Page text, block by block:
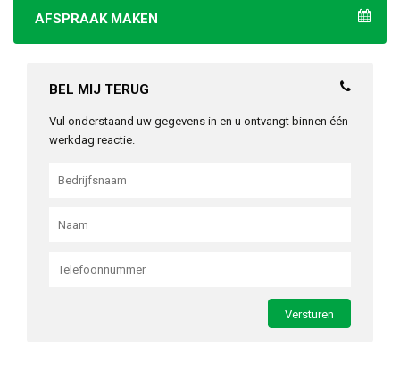
AFSPRAAK MAKEN
BEL MIJ TERUG
Vul onderstaand uw gegevens in en u ontvangt binnen één
werkdag reactie.